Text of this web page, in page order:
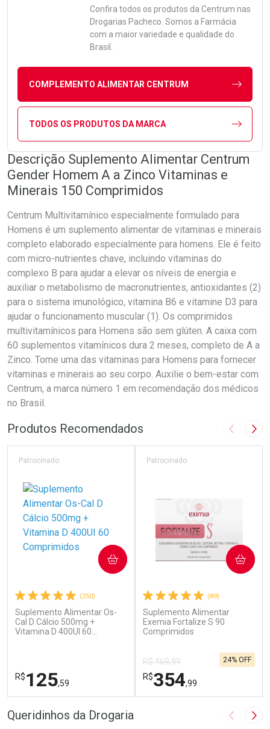
Confira todos os produtos da Centrum nas
Drogarias Pacheco. Somos a Farmácia
com a maior variedade e qualidade do
Brasil.
COMPLEMENTO ALIMENTAR CENTRUM
TODOS OS PRODUTOS DA MARCA
Descrição Suplemento Alimentar Centrum
Gender Homem A a Zinco Vitaminas e
Minerais 150 Comprimidos
Centrum Multivitamínico especialmente formulado para
Homens é um suplemento alimentar de vitaminas e minerais
completo elaborado especialmente para homens. Ele é feito
com micro-nutrientes chave, incluindo vitaminas do
complexo B para ajudar a elevar os níveis de energia e
auxiliar o metabolismo de macronutrientes, antioxidantes (2)
para o sistema imunológico, vitamina B6 e vitamine D3 para
ajudar o funcionamento muscular (1). Os comprimidos
multivitamínicos para Homens são sem glúten. A caixa com
60 suplementos vitamínicos dura 2 meses, completo de A a
Zinco. Tome uma das vitaminas para Homens para fornecer
vitaminas e minerais ao seu corpo. Auxilie o bem-estar com
Centrum, a marca número 1 em recomendação dos médicos
no Brasil.
Produtos Recomendados Imagem
(250)
Suplemento Alimentar Os-
Cal D Cálcio 500mg +
Vitamina D 400UI 60
Patrocinado
R$125,59
COMPRAR
(89)
Suplemento Alimentar
Exemia Fortalize S 90
Comprimidos
Patrocinado
R$ 469,99
R$354,99
24% OFF
COMPRAR
Queridinhos da Drogaria Imagem